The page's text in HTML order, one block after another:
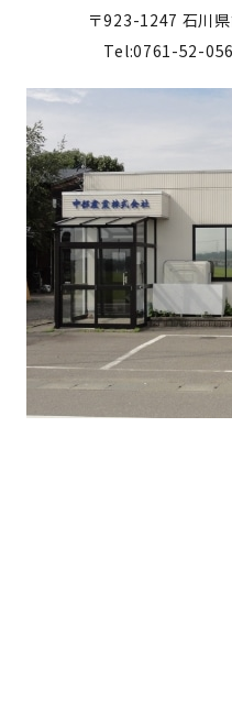
〒923-1247 石川
Tel:0761-52-